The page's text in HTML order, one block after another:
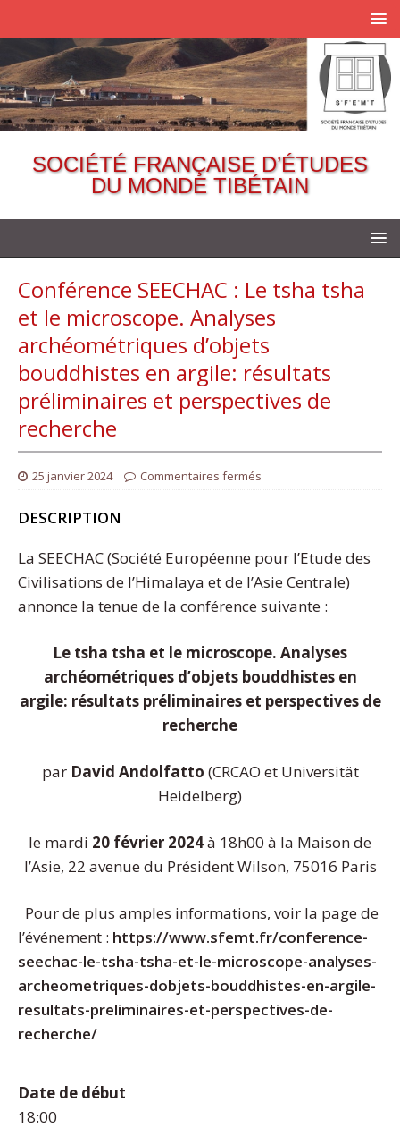
SOCIÉTÉ FRANÇAISE D’ÉTUDES
DU MONDE TIBÉTAIN
Conférence SEECHAC : Le tsha tsha
et le microscope. Analyses
archéométriques d’objets
bouddhistes en argile: résultats
préliminaires et perspectives de
recherche
25 janvier 2024 Commentaires fermés
DESCRIPTION
La SEECHAC (Société Européenne pour l’Etude des
Civilisations de l’Himalaya et de l’Asie Centrale)
annonce la tenue de la conférence suivante :
Le tsha tsha et le microscope. Analyses
archéométriques d’objets bouddhistes en
argile: résultats préliminaires et perspectives de
recherche
par David Andolfatto (CRCAO et Universität
Heidelberg)
le mardi 20 février 2024à 18h00 à la Maison de
l’Asie, 22 avenue du Président Wilson, 75016 Paris
Pour de plus amples informations, voir la page de
l’événement : https://www.sfemt.fr/conference-
seechac-le-tsha-tsha-et-le-microscope-analyses-
archeometriques-dobjets-bouddhistes-en-argile-
resultats-preliminaires-et-perspectives-de-
recherche/
Date de début
18:00